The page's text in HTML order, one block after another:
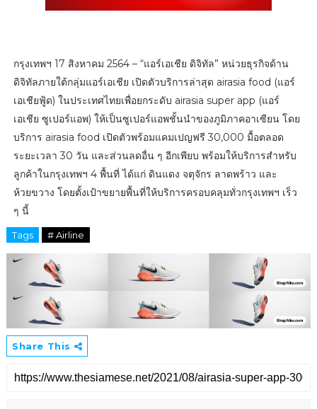
กรุงเทพฯ 17 สิงหาคม 2564 – “แอร์เอเชีย ดิจิทัล” หน่วยธุรกิจด้าน
ดิจิทัลภายใต้กลุ่มแอร์เอเชีย เปิดตัวบริการล่าสุด airasia food (แอร์
เอเชียฟู้ด) ในประเทศไทยเพื่อยกระดับ airasia super app (แอร์
เอเชีย ซูเปอร์แอพ) ให้เป็นซูเปอร์แอพชั้นนำของภูมิภาคอาเซียน โดย
บริการ airasia food เปิดตัวพร้อมแคมเปญฟรี 30,000 มื้อตลอด
ระยะเวลา 30 วัน และส่วนลดอื่น ๆ อีกเพียบ พร้อมให้บริการสำหรับ
ลูกค้าในกรุงเทพฯ 4 พื้นที่ ได้แก่ ดินแดง จตุจักร ลาดพร้าว และ
ห้วยขวาง โดยตั้งเป้าขยายพื้นที่ให้บริการครอบคลุมทั่วกรุงเทพฯ เร็ว
ๆ นี้
Tags # Airline
Share This